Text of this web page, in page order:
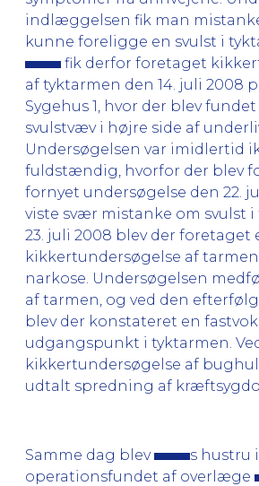
indlæggelsen fik man
kunne foreligge en svulst i
fik derfor foretaget
af tyktarmen den 14. juli 2008
Sygehus 1, hvor der blev
svulstvæv i højre side af
Undersøgelsen var imidlertid
fuldstændig, hvorfor der blev
fornyet undersøgelse den 22.
viste svær mistanke om svulst i
23. juli 2008 blev der foretaget
kikkertundersøgelse af
narkose. Undersøgelsen
af tarmen, og ved den
blev der konstateret en
udgangspunkt i tyktarmen.
kikkertundersøgelse af
udtalt spredning af
Samme dag blev
s hustru
operationsfundet af overlæge